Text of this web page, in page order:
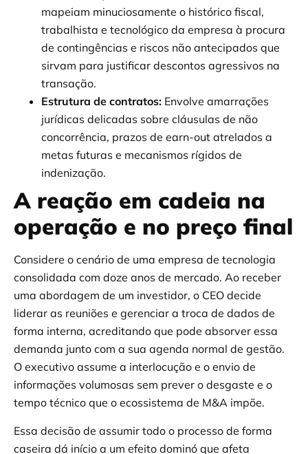
mapeiam minuciosamente o histórico fiscal,
trabalhista e tecnológico da empresa à procura
de contingências e riscos não antecipados que
sirvam para justificar descontos agressivos na
transação.
Estrutura de contratos: Envolve amarrações
jurídicas delicadas sobre cláusulas de não
concorrência, prazos de earn-out atrelados a
metas futuras e mecanismos rígidos de
indenização.
A reação em cadeia na
operação e no preço final
Considere o cenário de uma empresa de tecnologia
consolidada com doze anos de mercado. Ao receber
uma abordagem de um investidor, o CEO decide
liderar as reuniões e gerenciar a troca de dados de
forma interna, acreditando que pode absorver essa
demanda junto com a sua agenda normal de gestão.
O executivo assume a interlocução e o envio de
informações volumosas sem prever o desgaste e o
tempo técnico que o ecossistema de M&A impõe.
Essa decisão de assumir todo o processo de forma
caseira dá início a um efeito dominó que afeta